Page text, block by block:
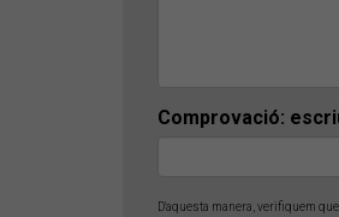
Comprovació:
D'aquesta manera, verifiquem